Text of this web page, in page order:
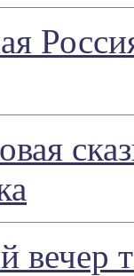
вечер